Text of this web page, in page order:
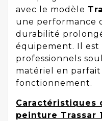
avec le modèle
une performance
durabilité
équipement. Il est
professionnels
matériel en
fonctionnement.
Caractéristiques
peinture Trassar